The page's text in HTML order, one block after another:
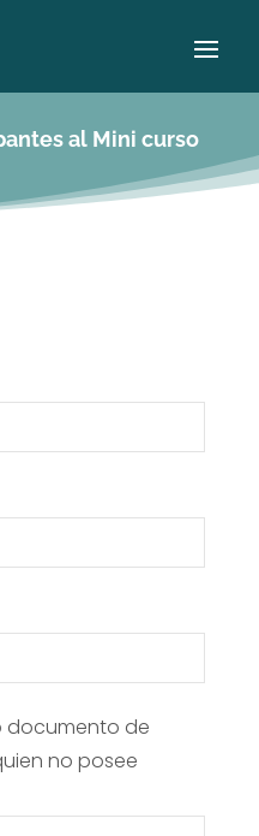
al Mini curso
documento de
no posee